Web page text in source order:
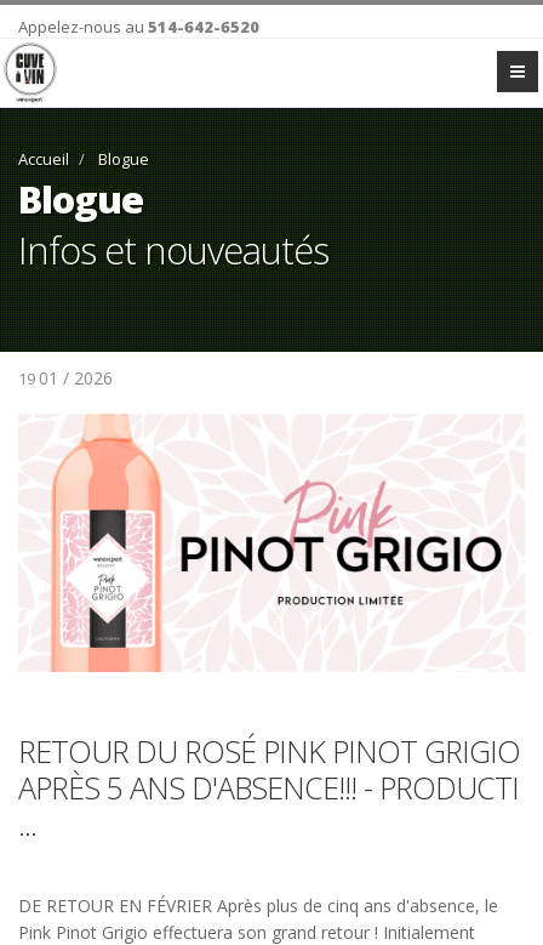
Appelez-nous au 514-642-6520
Accueil Blogue
Blogue
Infos et nouveautés
19 01 / 2026
RETOUR DU ROSÉ PINK PINOT GRIGIO
APRÈS 5 ANS D'ABSENCE!!! - PRODUCTI
...
DE RETOUR EN FÉVRIER Après plus de cinq ans d'absence, le
Pink Pinot Grigio effectuera son grand retour ! Initialement